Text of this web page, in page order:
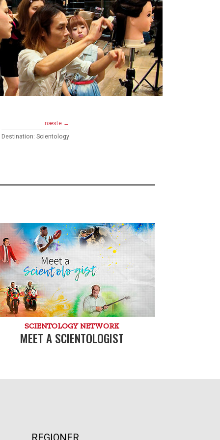
næste →
Destination: Scientology
SCIENTOLOGY NETWORK
MEET A SCIENTOLOGIST
REGIONER